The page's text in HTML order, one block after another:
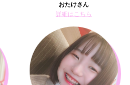
おたけさん
詳細はこちら